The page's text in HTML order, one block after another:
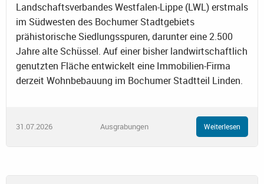
Landschaftsverbandes Westfalen-Lippe (LWL) erstmals
im Südwesten des Bochumer Stadtgebiets
prähistorische Siedlungsspuren, darunter eine 2.500
Jahre alte Schüssel. Auf einer bisher landwirtschaftlich
genutzten Fläche entwickelt eine Immobilien-Firma
derzeit Wohnbebauung im Bochumer Stadtteil Linden.
31.07.2026 Ausgrabungen Weiterlesen